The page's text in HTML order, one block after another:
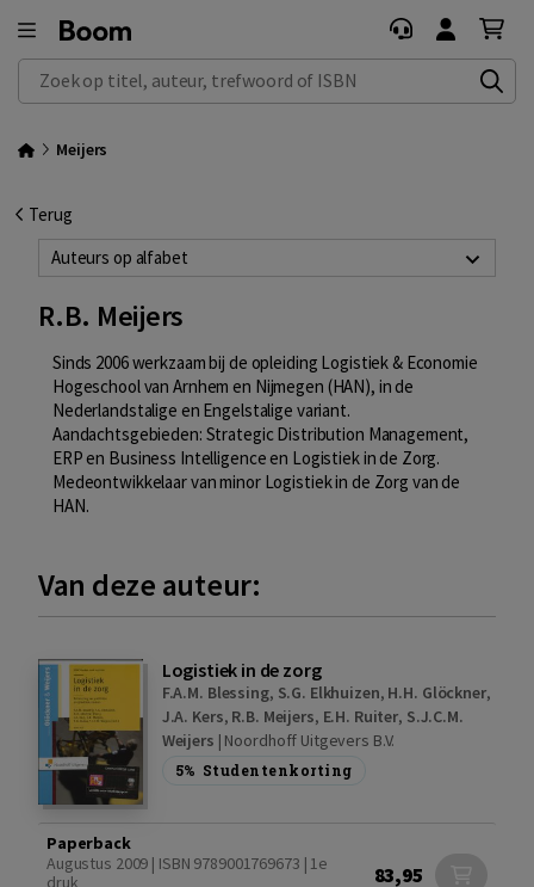
Zoek op titel, auteur, trefwoord of ISBN
Meijers
Terug
Auteurs op alfabet
R.B. Meijers
Sinds 2006 werkzaam bij de opleiding Logistiek & Economie
Hogeschool van Arnhem en Nijmegen (HAN), in de
Nederlandstalige en Engelstalige variant.
Aandachtsgebieden: Strategic Distribution Management,
ERP en Business Intelligence en Logistiek in de Zorg.
Medeontwikkelaar van minor Logistiek in de Zorg van de
HAN.
Van deze auteur:
Logistiek in de zorg
F.A.M. Blessing, S.G. Elkhuizen, H.H. Glöckner,
J.A. Kers, R.B. Meijers, E.H. Ruiter, S.J.C.M.
Weijers | Noordhoff Uitgevers B.V.
5% Studentenkorting
Paperback
Augustus 2009 | ISBN 9789001769673 | 1e
druk
83,95